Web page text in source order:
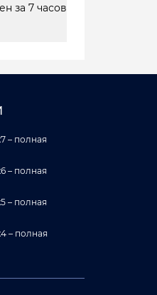
за 7 часов
– полная
– полная
– полная
– полная